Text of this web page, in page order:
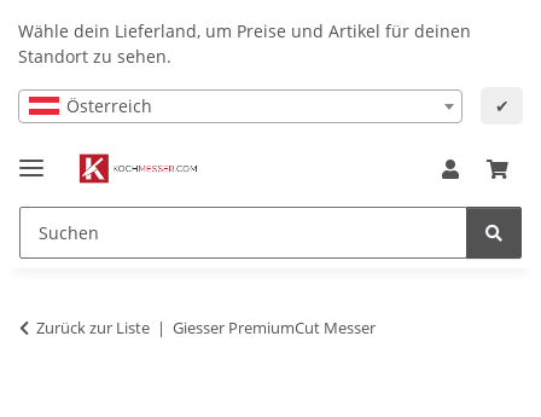
Wähle dein Lieferland, um Preise und Artikel für deinen
Standort zu sehen.
Österreich ✔
Zurück zur Liste Giesser PremiumCut Messer